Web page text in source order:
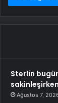
Sterlin
Ağustos 7,